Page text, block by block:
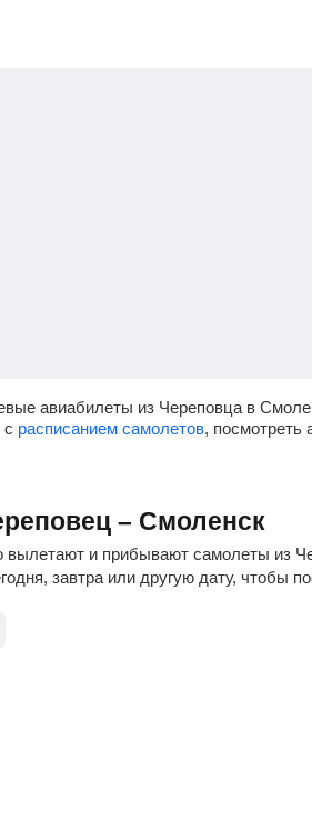
авиабилеты из Череповца в
с расписанием самолетов, посмотреть
– Смоленск
вылетают и прибывают самолеты из
завтра или другую дату, чтобы